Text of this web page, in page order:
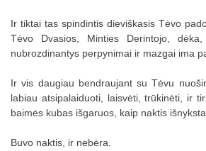
Ir tiktai tas spindintis dieviškasis Tėvo
Tėvo Dvasios, Minties Derintojo,
nubrozdinantys perpynimai ir mazgai ima
Ir vis daugiau bendraujant su Tėvu
labiau atsipalaiduoti, laisvėti, trūkinėti, ir
baimės kubas išgaruos, kaip naktis
Buvo naktis, ir nebėra.